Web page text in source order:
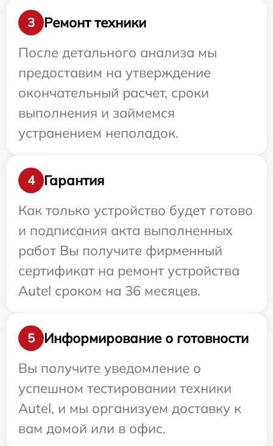
3
Ремонт техники
После детального анализа мы
предоставим на утверждение
окончательный расчет, сроки
выполнения и займемся
устранением неполадок.
4
Гарантия
Как только устройство будет готово
и подписания акта выполненных
работ Вы получите фирменный
сертификат на ремонт устройства
Autel сроком на 36 месяцев.
5
Информирование о готовности
Вы получите уведомление о
успешном тестировании техники
Autel, и мы организуем доставку к
вам домой или в офис.